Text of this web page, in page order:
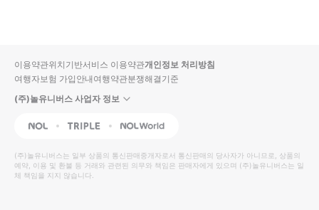
입니
다.
높
은
순
동
영
상
순
상
이용약관위치기반서비스 이용약관개인정보 처리방침
여행자보험 가입안내여행약관분쟁해결기준
(주)놀유니버스 사업자 정보
NOL Triple Interpark Global
(주)놀유니버스는 일부 상품의 통신판매중개자로서 통신판매의 당사자가 아니므로, 상품의
예약, 이용 및 환불 등 거래와 관련된 의무와 책임은 판매자에게 있으며 (주)놀유니버스는 일
체 책임을 지지 않습니다.